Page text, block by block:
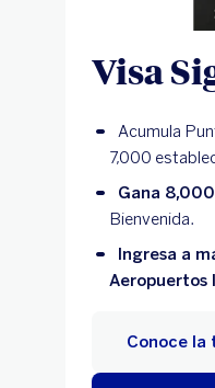
Visa
Acumula
7,000
Gana
Bienvenida.
Ingresa a
Aeropuertos
Conoce la